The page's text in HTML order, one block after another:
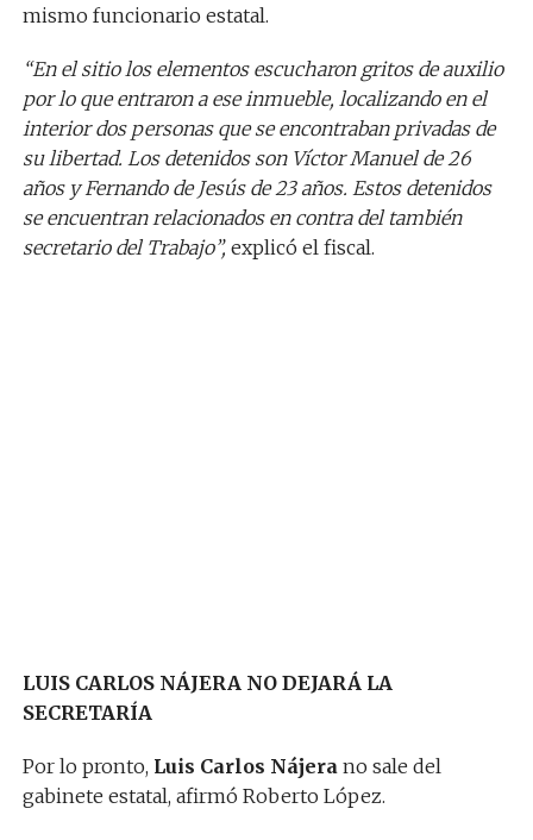
mismo funcionario estatal.
“En el sitio los elementos escucharon gritos de auxilio
por lo que entraron a ese inmueble, localizando en el
interior dos personas que se encontraban privadas de
su libertad. Los detenidos son Víctor Manuel de 26
años y Fernando de Jesús de 23 años. Estos detenidos
se encuentran relacionados en contra del también
secretario del Trabajo”,explicó el fiscal.
LUIS CARLOS NÁJERA NO DEJARÁ LA
SECRETARÍA
Por lo pronto, Luis Carlos Nájerano sale del
gabinete estatal, afirmó Roberto López.